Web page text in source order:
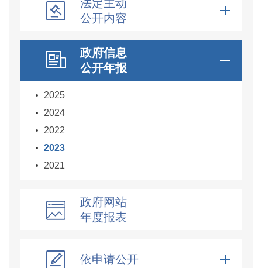
法定主动
公开内容
政府信息
公开年报
2025
2024
2022
2023
2021
政府网站
年度报表
依申请公开